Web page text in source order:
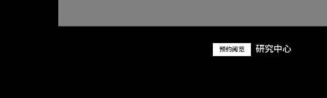
预约阅览 研究中心